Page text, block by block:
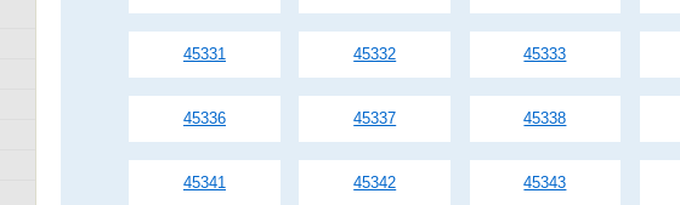
45331 45332 45333
45336 45337 45338
45341 45342 45343